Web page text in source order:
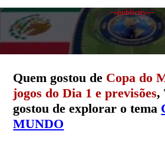
---publicity---
Quem gostou de Copa do
jogos do Dia 1 e previsões,
gostou de explorar o tema
MUNDO